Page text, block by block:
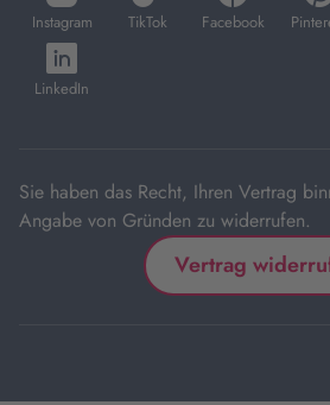
Instagram
in
neuem
Tab
TikTok
in
Facebook
in
in
LinkedIn
öffnet
in
Sie haben das Recht, Ihren Vertrag
Angabe von Gründen zu widerrufen.
Vertrag